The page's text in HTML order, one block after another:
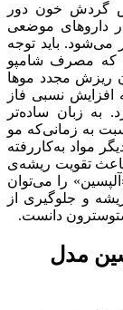
گردش خون دور
داروهای موضعی
می‌شود. باید توجه
‌که مصرف شامپو
ریزش مجدد موها
افزایش نسبی فاز
به زبان ساده‌تر
به زمانی‌که مو
مواد به‌کاررفته
باعث تقویت ریشه‌ی
را می‌توان
و جلوگیری از
دانست.
مدل